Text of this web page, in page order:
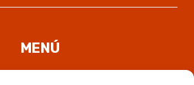
MENÚ